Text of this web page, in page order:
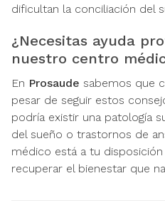
dificultan la conciliación del
¿Necesitas ayuda
nuestro centro
En Prosaude sabemos que
pesar de seguir estos
podría existir una patología
del sueño o trastornos de
médico está a tu disposición
recuperar el bienestar que